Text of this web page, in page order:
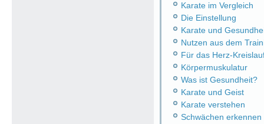
Karate im Vergleich
Die Einstellung
Karate und
Nutzen aus dem
Für das Herz-
Körpermuskulatur
Was ist Gesundheit?
Karate und Geist
Karate verstehen
Schwächen erkennen